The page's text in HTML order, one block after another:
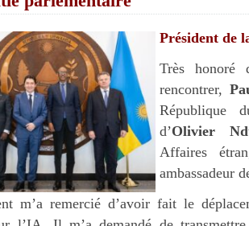
Président de
Très honoré
rencontrer,
République
d’Olivier
Affaires
ambassadeur
m’a remercié d’avoir fait le